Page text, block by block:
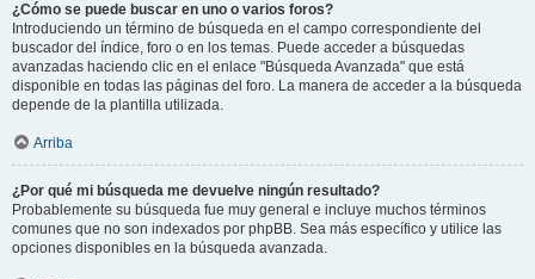
¿Cómo se puede buscar en uno o varios foros?
Introduciendo un término de búsqueda en el campo correspondiente del
buscador del índice, foro o en los temas. Puede acceder a búsquedas
avanzadas haciendo clic en el enlace "Búsqueda Avanzada" que está
disponible en todas las páginas del foro. La manera de acceder a la búsqueda
depende de la plantilla utilizada.
Arriba
¿Por qué mi búsqueda me devuelve ningún resultado?
Probablemente su búsqueda fue muy general e incluye muchos términos
comunes que no son indexados por phpBB. Sea más específico y utilice las
opciones disponibles en la búsqueda avanzada.